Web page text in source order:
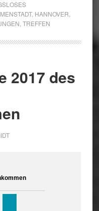
, HANNOVER
TREFFEN
2017 des